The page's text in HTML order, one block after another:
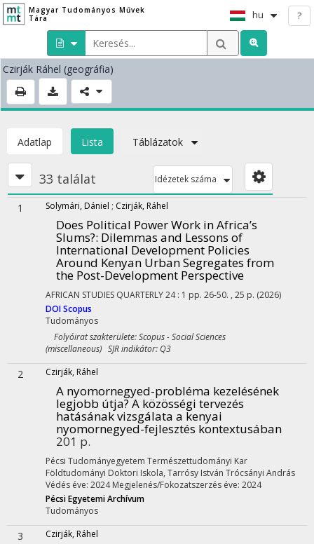
Magyar Tudományos Művek
Tára
hu ?
Czirják Ráhel (geográfia)
Adatlap Lista Táblázatok
33 találat Idézetek száma
1 Solymári, Dániel ; Czirják, Ráhel
Does Political Power Work in Africa’s
Slums?: Dilemmas and Lessons of
International Development Policies
Around Kenyan Urban Segregates from
the Post-Development Perspective
AFRICAN STUDIES QUARTERLY24: 1 pp. 26-50. , 25 p. (2026)
DOIScopus
Tudományos
Folyóirat szakterülete: Scopus - Social Sciences
(miscellaneous) SJR indikátor: Q3
2 Czirják, Ráhel
A nyomornegyed-probléma kezelésének
legjobb útja? A közösségi tervezés
hatásának vizsgálata a kenyai
nyomornegyed-fejlesztés kontextusában
201 p.
Pécsi Tudományegyetem Természettudományi Kar
Földtudományi Doktori Iskola, Tarrósy István Trócsányi András
Védés éve: 2024 Megjelenés/Fokozatszerzés éve: 2024
Pécsi Egyetemi Archívum
Tudományos
3 Czirják, Ráhel